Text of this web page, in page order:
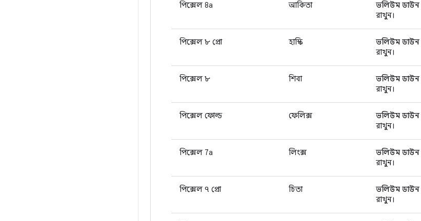
পিক্সেল 8a আকিতা ভলিউম ডাউন
রাখুন।
পিক্সেল ৮ প্রো হাস্কি ভলিউম ডাউন
রাখুন।
পিক্সেল ৮ শিবা ভলিউম ডাউন
রাখুন।
পিক্সেল ফোল্ড ফেলিক্স ভলিউম ডাউন
রাখুন।
পিক্সেল 7a লিংক্স ভলিউম ডাউন
রাখুন।
পিক্সেল ৭ প্রো চিতা ভলিউম ডাউন
রাখুন।